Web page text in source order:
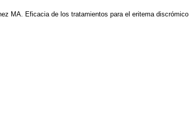
MA. Eficacia de los tratamientos para el eritema discrómico